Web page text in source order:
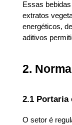
Essas
extratos
energéticos,
aditivos
2.
2.1 Portaria
O setor é